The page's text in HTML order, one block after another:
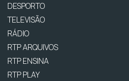
DESPORTO
TELEVISÃO
RÁDIO
RTP ARQUIVOS
RTP ENSINA
RTP PLAY